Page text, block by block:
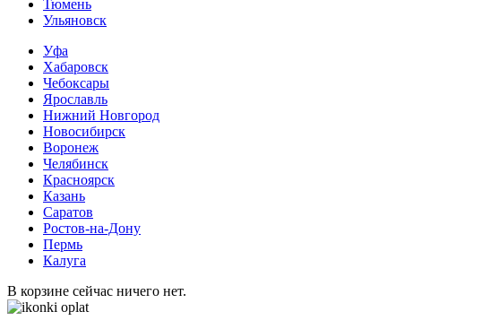
Тюмень
Ульяновск
Уфа
Хабаровск
Чебоксары
Ярославль
Нижний Новгород
Новосибирск
Воронеж
Челябинск
Красноярск
Казань
Саратов
Ростов-на-Дону
Пермь
Калуга
В корзине сейчас ничего нет.